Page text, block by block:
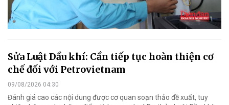
Sửa Luật Dầu khí: Cần tiếp tục hoàn thiện cơ
chế đối với Petrovietnam
09/08/2026 04:30
Đánh giá cao các nội dung được cơ quan soạn thảo đề xuất, tuy